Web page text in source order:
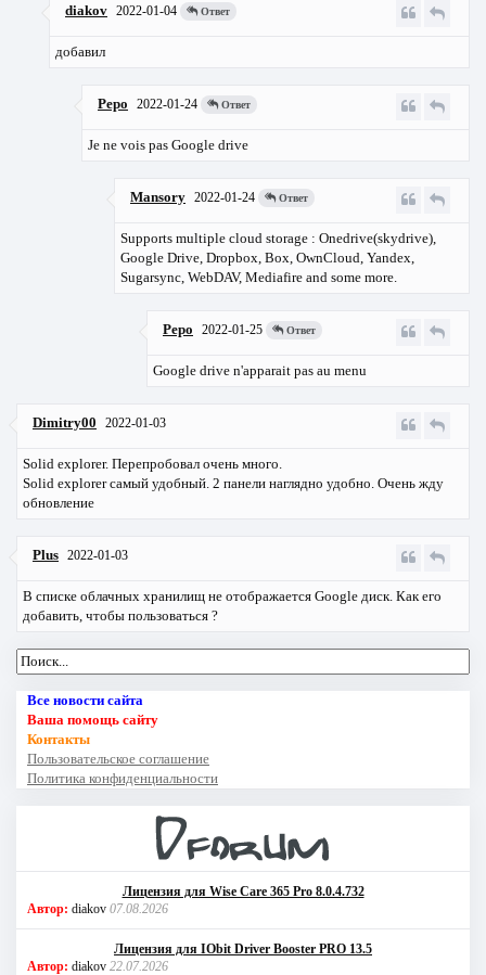
diakov 2022-01-04 Ответ
добавил
Pepo 2022-01-24 Ответ
Je ne vois pas Google drive
Mansory 2022-01-24 Ответ
Supports multiple cloud storage : Onedrive(skydrive),
Google Drive, Dropbox, Box, OwnCloud, Yandex,
Sugarsync, WebDAV, Mediafire and some more.
Pepo 2022-01-25 Ответ
Google drive n'apparait pas au menu
Dimitry00 2022-01-03
Solid explorer. Перепробовал очень много.
Solid explorer самый удобный. 2 панели наглядно удобно. Очень жду
обновление
Plus 2022-01-03
В списке облачных хранилищ не отображается Google диск. Как его
добавить, чтобы пользоваться ?
Все новости сайта
Ваша помощь сайту
Контакты
Пользовательское соглашение
Политика конфиденциальности
Лицензия для Wise Care 365 Pro 8.0.4.732
Автор: diakov 07.08.2026
Лицензия для IObit Driver Booster PRO 13.5
Автор: diakov 22.07.2026